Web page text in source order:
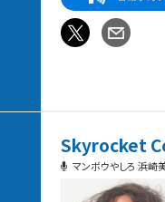
Skyrocket
マンボウやしろ 浜崎